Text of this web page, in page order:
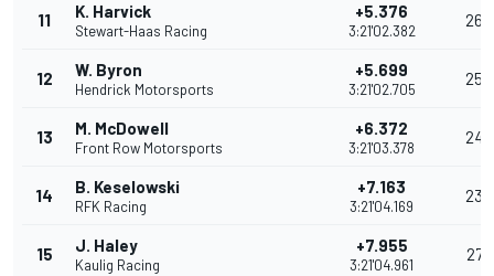
11 K. Harvick
Stewart-Haas Racing
+5.376
3:21'02.382
26
12 W. Byron
Hendrick Motorsports
+5.699
3:21'02.705
25
13 M. McDowell
Front Row Motorsports
+6.372
3:21'03.378
24
14 B. Keselowski
RFK Racing
+7.163
3:21'04.169
23
15 J. Haley
Kaulig Racing
+7.955
3:21'04.961
27